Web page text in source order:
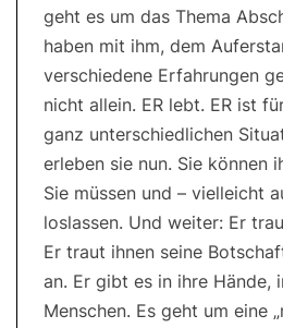
geht es um das Thema
haben mit ihm, dem
verschiedene Erfahrungen
nicht allein. ER lebt. ER ist
ganz unterschiedlichen
erleben sie nun. Sie können
Sie müssen und – vielleicht
loslassen. Und weiter: Er
Er traut ihnen seine
an. Er gibt es in ihre Hände,
Menschen. Es geht um eine